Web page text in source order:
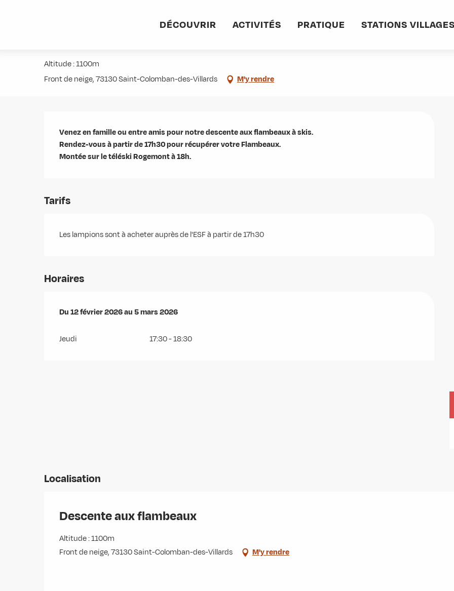
DÉCOUVRIR ACTIVITÉS PRATIQUE STATIONS VILLAGES
Altitude : 1100m
Front de neige, 73130 Saint-Colomban-des-Villards
M'y rendre
Description
Venez en famille ou entre amis pour notre descente aux flambeaux à skis.
Rendez-vous à partir de 17h30 pour récupérer votre Flambeaux.
Montée sur le téléski Rogemont à 18h.
Tarifs
Les lampions sont à acheter auprès de l'ESF à partir de 17h30
Horaires
Du12 février 2026au5 mars 2026
Du12 février 2026au5 mars 2026
Jeudi 17:30 - 18:30
Localisation
Descente aux flambeaux
Altitude : 1100m
Front de neige, 73130 Saint-Colomban-des-Villards
M'y rendre